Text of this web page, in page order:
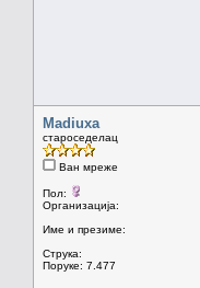
Madiuxa
староседелац
Ван мреже
Пол:
Организација:
Име и презиме:
Струка:
Поруке: 7.477